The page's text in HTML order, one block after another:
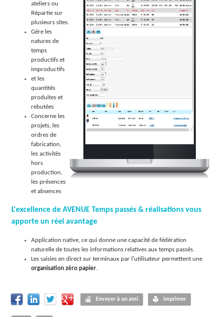
N
S
ateliers ou
Répartie sur
plusieurs sites.
Gère les
natures de
temps
productifs et
improductifs
et les
quantités
produites et
rebutées
Concerne les
projets, les
ordres de
fabrication,
les activités
hors
production,
les présences
et absences
L'excellence de AVENUE Temps passés & réalisations vous
apporte un réel avantage
Application native, ce qui donne une capacité de fédération
naturelle de toutes les informations relatives aux temps passés.
Les saisies en direct sur terminaux par l'utilisateur permettent une
organisation zéro papier.
Envoyer à un ami imprimer